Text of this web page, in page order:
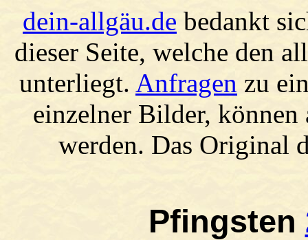
dein-allgäu.de bedankt
dieser Seite, welche den
unterliegt. Anfragen zu
einzelner Bilder,
werden. Das Original
Pfingsten